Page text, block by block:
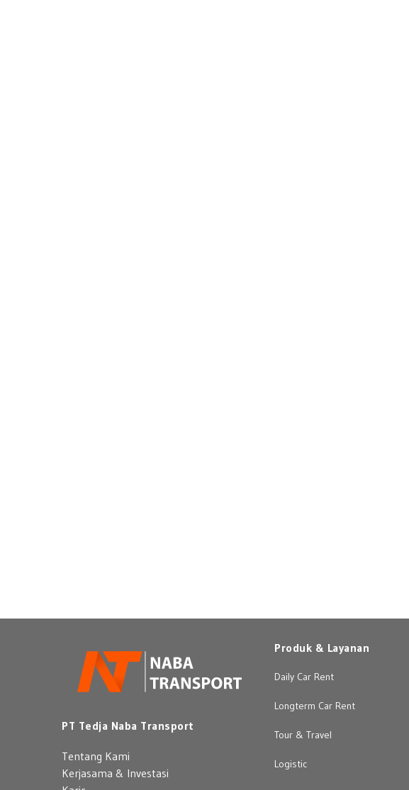
PT Tedja Naba Transport
Tentang Kami
Kerjasama & Investasi
Produk & Layanan
Daily Car Rent
Longterm Car Rent
Tour & Travel
Logistic